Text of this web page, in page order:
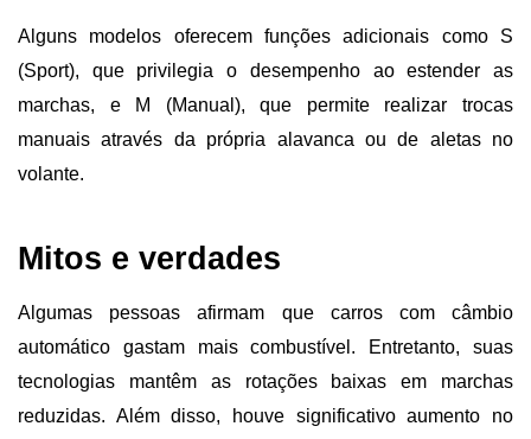
Alguns modelos oferecem funções adicionais como S
(Sport), que privilegia o desempenho ao estender as
marchas, e M (Manual), que permite realizar trocas
manuais através da própria alavanca ou de aletas no
volante.
Mitos e verdades
Algumas pessoas afirmam que carros com câmbio
automático gastam mais combustível. Entretanto, suas
tecnologias mantêm as rotações baixas em marchas
reduzidas. Além disso, houve significativo aumento no